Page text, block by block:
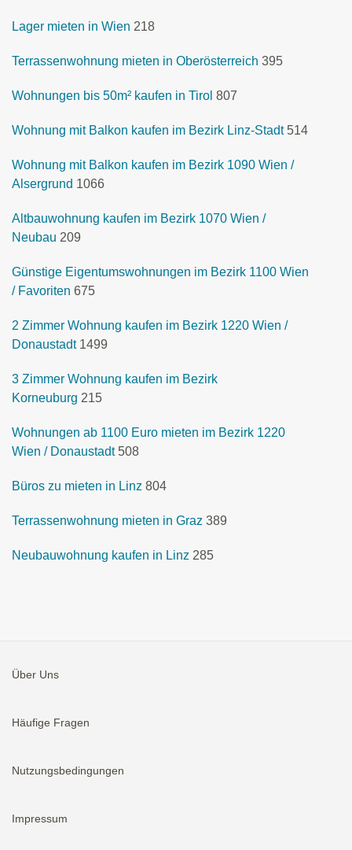
Lager mieten in Wien 218
Terrassenwohnung mieten in Oberösterreich 395
Wohnungen bis 50m² kaufen in Tirol 807
Wohnung mit Balkon kaufen im Bezirk Linz-Stadt 514
Wohnung mit Balkon kaufen im Bezirk 1090 Wien /
Alsergrund 1066
Altbauwohnung kaufen im Bezirk 1070 Wien /
Neubau 209
Günstige Eigentumswohnungen im Bezirk 1100 Wien
/ Favoriten 675
2 Zimmer Wohnung kaufen im Bezirk 1220 Wien /
Donaustadt 1499
3 Zimmer Wohnung kaufen im Bezirk
Korneuburg 215
Wohnungen ab 1100 Euro mieten im Bezirk 1220
Wien / Donaustadt 508
Büros zu mieten in Linz 804
Terrassenwohnung mieten in Graz 389
Neubauwohnung kaufen in Linz 285
Über Uns
Häufige Fragen
Nutzungsbedingungen
Impressum